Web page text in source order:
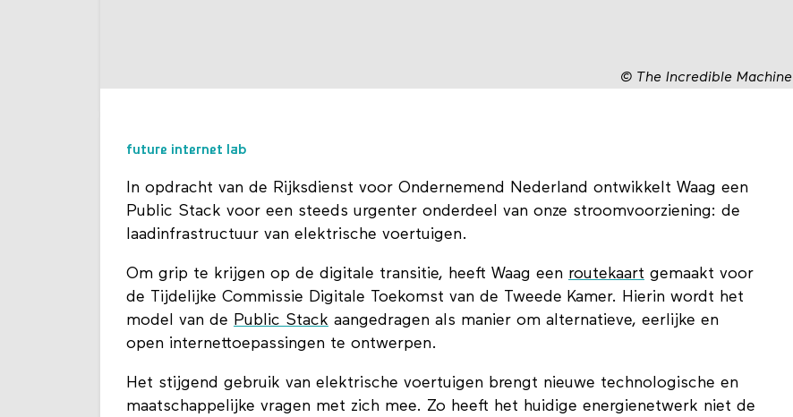
© The Incredible Machine
future internet lab
In opdracht van de Rijksdienst voor Ondernemend Nederland ontwikkelt Waag een
Public Stack voor een steeds urgenter onderdeel van onze stroomvoorziening: de
laadinfrastructuur van elektrische voertuigen.
Om grip te krijgen op de digitale transitie, heeft Waag een routekaart gemaakt voor
de Tijdelijke Commissie Digitale Toekomst van de Tweede Kamer. Hierin wordt het
model van de Public Stack aangedragen als manier om alternatieve, eerlijke en
open internettoepassingen te ontwerpen.
Het stijgend gebruik van elektrische voertuigen brengt nieuwe technologische en
maatschappelijke vragen met zich mee. Zo heeft het huidige energienetwerk niet de